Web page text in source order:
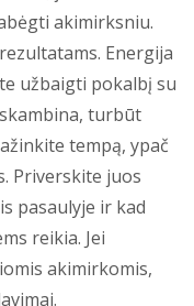
akimirksniu.
Energija
užbaigti pokalbį su
turbūt
tempą, ypač
Priverskite juos
pasaulyje ir kad
reikia. Jei
akimirkomis,